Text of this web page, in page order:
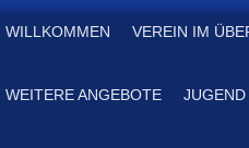
WILLKOMMEN VEREIN IM
WEITERE ANGEBOTE